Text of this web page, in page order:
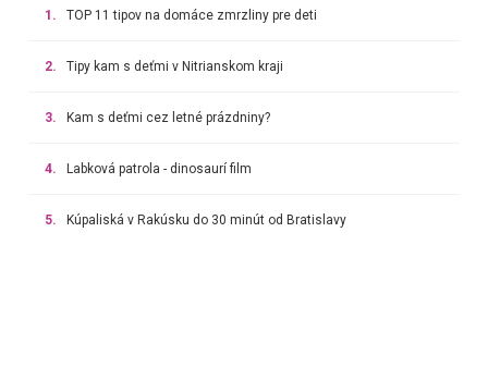
1. TOP 11 tipov na domáce zmrzliny pre deti
2. Tipy kam s deťmi v Nitrianskom kraji
3. Kam s deťmi cez letné prázdniny?
4. Labková patrola - dinosaurí film
5. Kúpaliská v Rakúsku do 30 minút od Bratislavy